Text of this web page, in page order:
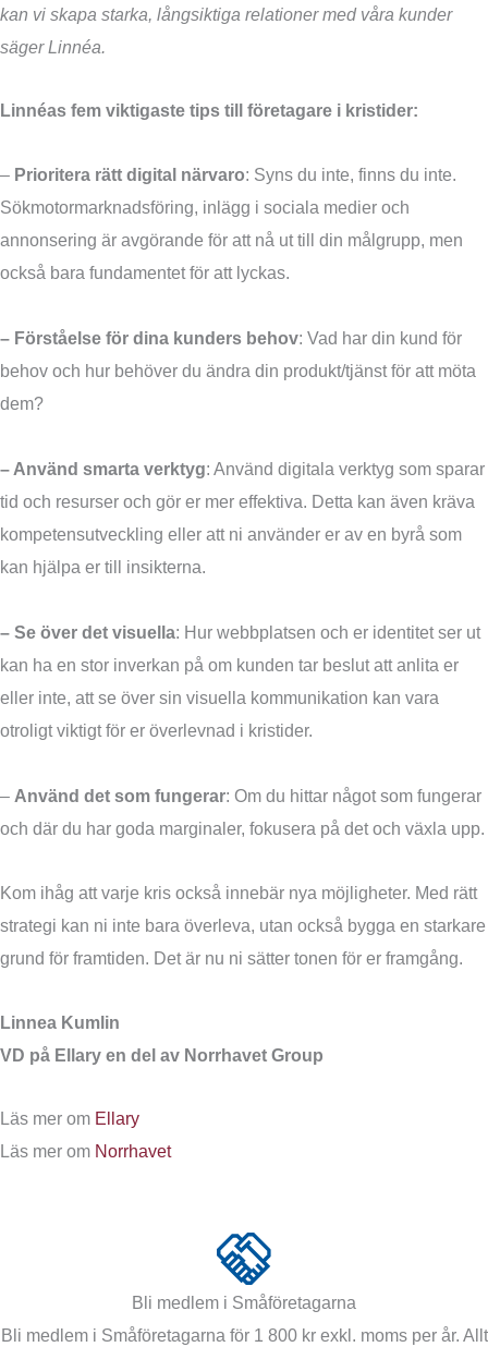
kan vi skapa starka, långsiktiga relationer med våra kunder
säger Linnéa.
Linnéas fem viktigaste tips till företagare i kristider:
– Prioritera rätt digital närvaro: Syns du inte, finns du inte.
Sökmotormarknadsföring, inlägg i sociala medier och
annonsering är avgörande för att nå ut till din målgrupp, men
också bara fundamentet för att lyckas.
– Förståelse för dina kunders behov: Vad har din kund för
behov och hur behöver du ändra din produkt/tjänst för att möta
dem?
– Använd smarta verktyg: Använd digitala verktyg som sparar
tid och resurser och gör er mer effektiva. Detta kan även kräva
kompetensutveckling eller att ni använder er av en byrå som
kan hjälpa er till insikterna.
– Se över det visuella: Hur webbplatsen och er identitet ser ut
kan ha en stor inverkan på om kunden tar beslut att anlita er
eller inte, att se över sin visuella kommunikation kan vara
otroligt viktigt för er överlevnad i kristider.
– Använd det som fungerar: Om du hittar något som fungerar
och där du har goda marginaler, fokusera på det och växla upp.
Kom ihåg att varje kris också innebär nya möjligheter. Med rätt
strategi kan ni inte bara överleva, utan också bygga en starkare
grund för framtiden. Det är nu ni sätter tonen för er framgång.
Linnea Kumlin
VD på Ellary en del av Norrhavet Group
Läs mer om Ellary
Läs mer om Norrhavet
Bli medlem i Småföretagarna
Bli medlem i Småföretagarna för 1 800 kr exkl. moms per år. Allt